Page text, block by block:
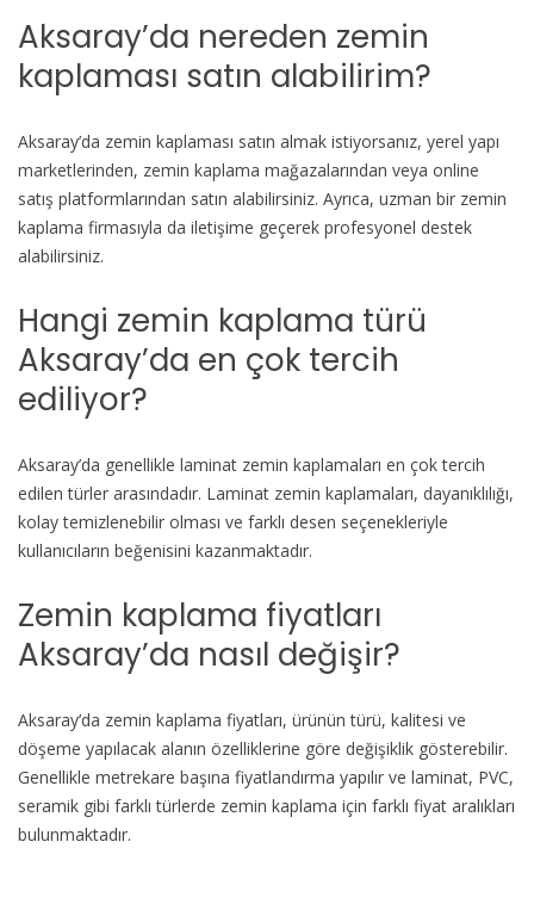
Aksaray’da nereden zemin
kaplaması satın alabilirim?
Aksaray’da zemin kaplaması satın almak istiyorsanız, yerel yapı
marketlerinden, zemin kaplama mağazalarından veya online
satış platformlarından satın alabilirsiniz. Ayrıca, uzman bir zemin
kaplama firmasıyla da iletişime geçerek profesyonel destek
alabilirsiniz.
Hangi zemin kaplama türü
Aksaray’da en çok tercih
ediliyor?
Aksaray’da genellikle laminat zemin kaplamaları en çok tercih
edilen türler arasındadır. Laminat zemin kaplamaları, dayanıklılığı,
kolay temizlenebilir olması ve farklı desen seçenekleriyle
kullanıcıların beğenisini kazanmaktadır.
Zemin kaplama fiyatları
Aksaray’da nasıl değişir?
Aksaray’da zemin kaplama fiyatları, ürünün türü, kalitesi ve
döşeme yapılacak alanın özelliklerine göre değişiklik gösterebilir.
Genellikle metrekare başına fiyatlandırma yapılır ve laminat, PVC,
seramik gibi farklı türlerde zemin kaplama için farklı fiyat aralıkları
bulunmaktadır.